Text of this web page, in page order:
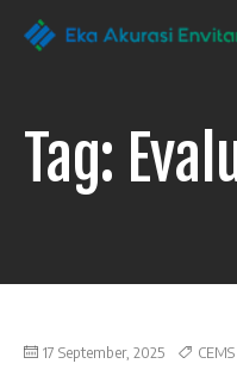
Penguji Eka
Laboratorium
dapat
anda
andalkan
Tag:
17 September, 2025 CEMS